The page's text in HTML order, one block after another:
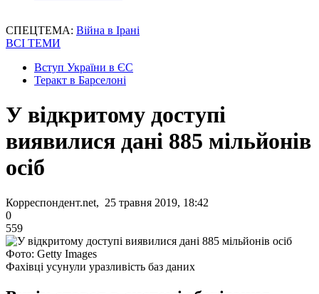
СПЕЦТЕМА: Війна в Ірані
ВСІ ТЕМИ
Вступ України в ЄС
Теракт в Барселоні
У відкритому доступі
виявилися дані 885 мільйонів
осіб
Корреспондент.net, 25 травня 2019, 18:42
0
559
Фото: Getty Images
Фахівці усунули уразливість баз даних